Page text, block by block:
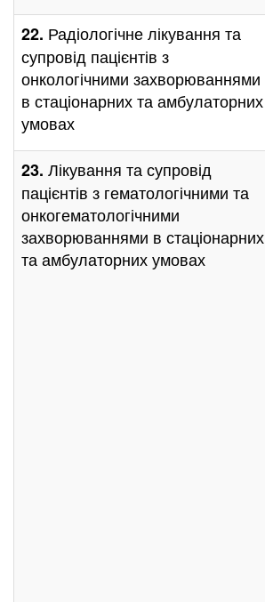
22. Радіологічне лікування та
супровід пацієнтів з
онкологічними захворюваннями
в стаціонарних та амбулаторних
умовах
23. Лікування та супровід
пацієнтів з гематологічними та
онкогематологічними
захворюваннями в стаціонарних
та амбулаторних умовах